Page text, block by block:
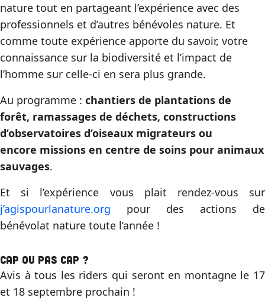
nature tout en partageant l’expérience avec des
professionnels et d’autres bénévoles nature. Et
comme toute expérience apporte du savoir, votre
connaissance sur la biodiversité et l’impact de
l’homme sur celle-ci en sera plus grande.
Au programme : chantiers de plantations de
forêt, ramassages de déchets, constructions
d’observatoires d’oiseaux migrateurs ou
encore missions en centre de soins pour animaux
sauvages.
Et si l’expérience vous plait rendez-vous sur
j’agispourlanature.org pour des actions de
bénévolat nature toute l’année !
CAP OU PAS CAP ?
Avis à tous les riders qui seront en montagne le 17
et 18 septembre prochain !